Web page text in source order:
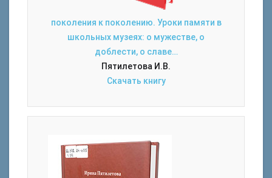
поколения к поколению. Уроки памяти в
школьных музеях: о мужестве, о
доблести, о славе…
Пятилетова И.В.
Скачать книгу